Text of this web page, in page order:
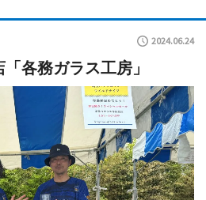
2024.06.24
各務ガラス工房」